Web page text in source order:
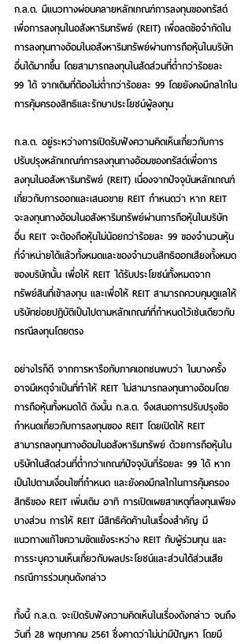
ก.ล.ต. มีแนวทางผ่อนคลายหลักเกณฑ์การลงทุนของทรัสต์
เพื่อการลงทุนในอสังหาริมทรัพย์ (REIT) เพื่อลดข้อจำกัดใน
การลงทุนทางอ้อมในอสังหาริมทรัพย์ผ่านการถือหุ้นในบริษัท
อื่นได้มากขึ้น โดยสามารถลงทุนในสัดส่วนที่ต่ำกว่าร้อยละ
99 ได้ จากเดิมที่ต้องไม่ต่ำกว่าร้อยละ 99 โดยยังคงมีกลไกใน
การคุ้มครองสิทธิและรักษาประโยชน์ผู้ลงทุน
ก.ล.ต. อยู่ระหว่างการเปิดรับฟังความคิดเห็นเกี่ยวกับการ
ปรับปรุงหลักเกณฑ์การลงทุนทางอ้อมของทรัสต์เพื่อการ
ลงทุนในอสังหาริมทรัพย์ (REIT) เนื่องจากปัจจุบันหลักเกณฑ์
เกี่ยวกับการออกและเสนอขาย REIT กำหนดว่า หาก REIT
จะลงทุนทางอ้อมในอสังหาริมทรัพย์ผ่านการถือหุ้นในบริษัท
อื่น REIT จะต้องถือหุ้นไม่น้อยกว่าร้อยละ 99 ของจำนวนหุ้น
ที่จำหน่ายได้แล้วทั้งหมดและของจำนวนสิทธิออกเสียงทั้งหมด
ของบริษัทนั้น เพื่อให้ REIT ได้รับประโยชน์ทั้งหมดจาก
ทรัพย์สินที่เข้าลงทุน และเพื่อให้ REIT สามารถควบคุมดูแลให้
บริษัทย่อยปฏิบัติเป็นไปตามหลักเกณฑ์ที่กำหนดไว้เช่นเดียวกับ
กรณีลงทุนโดยตรง
อย่างไรก็ดี จากการหารือกับภาคเอกชนพบว่า ในบางครั้ง
อาจมีเหตุจำเป็นที่ทำให้ REIT ไม่สามารถลงทุนทางอ้อมโดย
การถือหุ้นทั้งหมดได้ ดังนั้น ก.ล.ต. จึงเสนอการปรับปรุงข้อ
กำหนดเกี่ยวกับการลงทุนของ REIT โดยเปิดให้ REIT
สามารถลงทุนทางอ้อมในอสังหาริมทรัพย์ ด้วยการถือหุ้นใน
บริษัทในสัดส่วนที่ต่ำกว่าเกณฑ์ปัจจุบันที่ร้อยละ 99 ได้ หาก
เป็นไปตามเงื่อนไขที่กำหนด และยังคงมีกลไกในการคุ้มครอง
สิทธิของ REIT เพิ่มเติม อาทิ การเปิดเผยสาเหตุที่ลงทุนเพียง
บางส่วน การให้ REIT มีสิทธิคัดค้านในเรื่องสำคัญ มี
แนวทางแก้ไขความขัดแย้งระหว่าง REIT กับผู้ร่วมทุน และ
การระบุความเห็นเกี่ยวกับผลประโยชน์และส่วนได้ส่วนเสีย
กรณีการร่วมทุนดังกล่าว
ทั้งนี้ ก.ล.ต. จะเปิดรับฟังความคิดเห็นในเรื่องดังกล่าว จนถึง
วันที่ 28 พฤษภาคม 2561 ซึ่งคาดว่าไม่น่ามีปัญหา โดยมี